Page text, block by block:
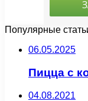
Популярные
06.05.2025
Пицца с
04.08.2021